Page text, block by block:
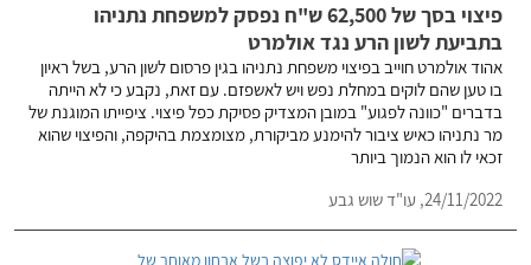
פיצוי בסך של 62,500 ש"ח נפסק למשפחת נתניהו
בתביעת לשון הרע נגד אולמרט
אהוד אולמרט חוייב בפיצוי משפחת נתניהו בגין פרסום לשון הרע, בשל ראיון
בו טען שהם לוקים במחלת נפש ויש לאשפזם. עם זאת, נקבע כי לא הייתה
בדברים "כוונה לפגוע" במובן המצדיק פסיקת כפל פיצוי. ציפייתו המוגנת של
מר נתניהו כאיש ציבור להימנע מביקורת, מצומצמת בהיקפה, והפיצוי שהוא
זכאי לו הוא הנמוך ביותר
24/11/2022, עו"ד שוש גבע